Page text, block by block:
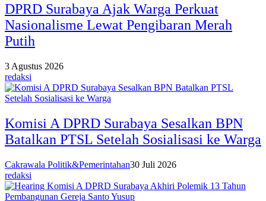
DPRD Surabaya Ajak Warga Perkuat
Nasionalisme Lewat Pengibaran Merah
Putih
3 Agustus 2026
redaksi
Komisi A DPRD Surabaya Sesalkan BPN
Batalkan PTSL Setelah Sosialisasi ke Warga
Cakrawala Politik&Pemerintahan30 Juli 2026
redaksi